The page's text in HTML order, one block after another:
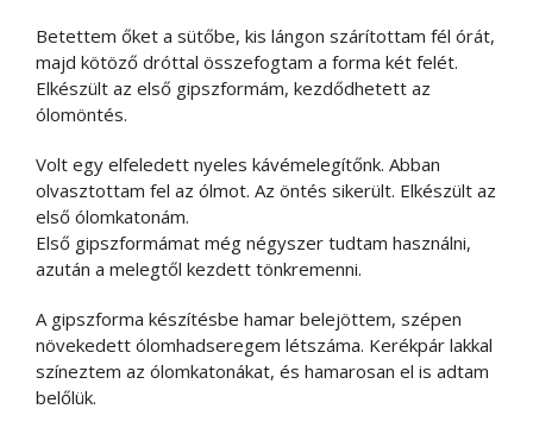
Betettem őket a sütőbe, kis lángon szárítottam fél órát,
majd kötöző dróttal összefogtam a forma két felét.
Elkészült az első gipszformám, kezdődhetett az
ólomöntés.
Volt egy elfeledett nyeles kávémelegítőnk. Abban
olvasztottam fel az ólmot. Az öntés sikerült. Elkészült az
első ólomkatonám.
Első gipszformámat még négyszer tudtam használni,
azután a melegtől kezdett tönkremenni.
A gipszforma készítésbe hamar belejöttem, szépen
növekedett ólomhadseregem létszáma. Kerékpár lakkal
színeztem az ólomkatonákat, és hamarosan el is adtam
belőlük.